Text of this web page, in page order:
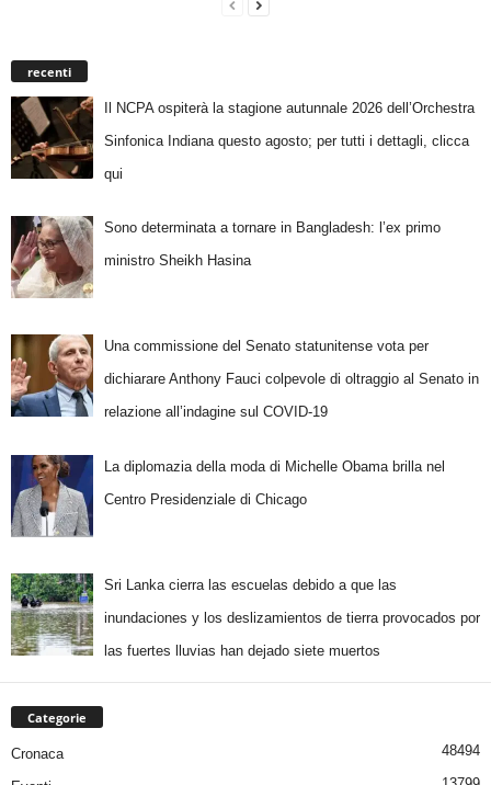
recenti
Il NCPA ospiterà la stagione autunnale 2026 dell’Orchestra
Sinfonica Indiana questo agosto; per tutti i dettagli, clicca
qui
Sono determinata a tornare in Bangladesh: l’ex primo
ministro Sheikh Hasina
Una commissione del Senato statunitense vota per
dichiarare Anthony Fauci colpevole di oltraggio al Senato in
relazione all’indagine sul COVID-19
La diplomazia della moda di Michelle Obama brilla nel
Centro Presidenziale di Chicago
Sri Lanka cierra las escuelas debido a que las
inundaciones y los deslizamientos de tierra provocados por
las fuertes lluvias han dejado siete muertos
Categorie
Cronaca 48494